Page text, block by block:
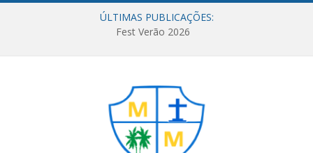
ÚLTIMAS PUBLICAÇÕES:
Fest Verão 2026